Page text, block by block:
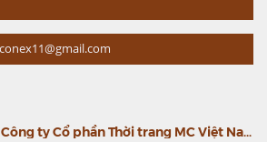
Công ty Cổ phần Thời trang MC Việt Nam (MC Fashion) tổ chức Gala mừng sinh nhật lần thứ 9